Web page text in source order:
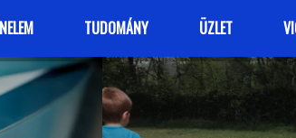
TUDOMÁNY ÜZLET